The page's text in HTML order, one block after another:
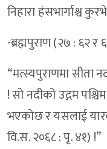
निहारा हंसभार्गाश्च
-ब्रह्मपुराण (२७ : ६२ र
“मत्स्यपुराणमा सीता
! सो नदीको उद्गम
भएकोछ र यसलाई
वि.स. २०६८ : पृ. ४१) !”